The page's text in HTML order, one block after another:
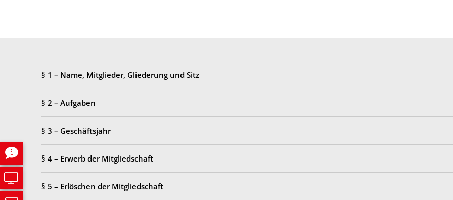
§ 1 – Name, Mitglieder, Gliederung und Sitz
§ 2 – Aufgaben
§ 3 – Geschäftsjahr
§ 4 – Erwerb der Mitgliedschaft
§ 5 – Erlöschen der Mitgliedschaft